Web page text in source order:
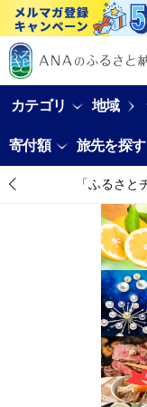
カテゴリ 地域
寄付額 旅先を探す
「ふるさ